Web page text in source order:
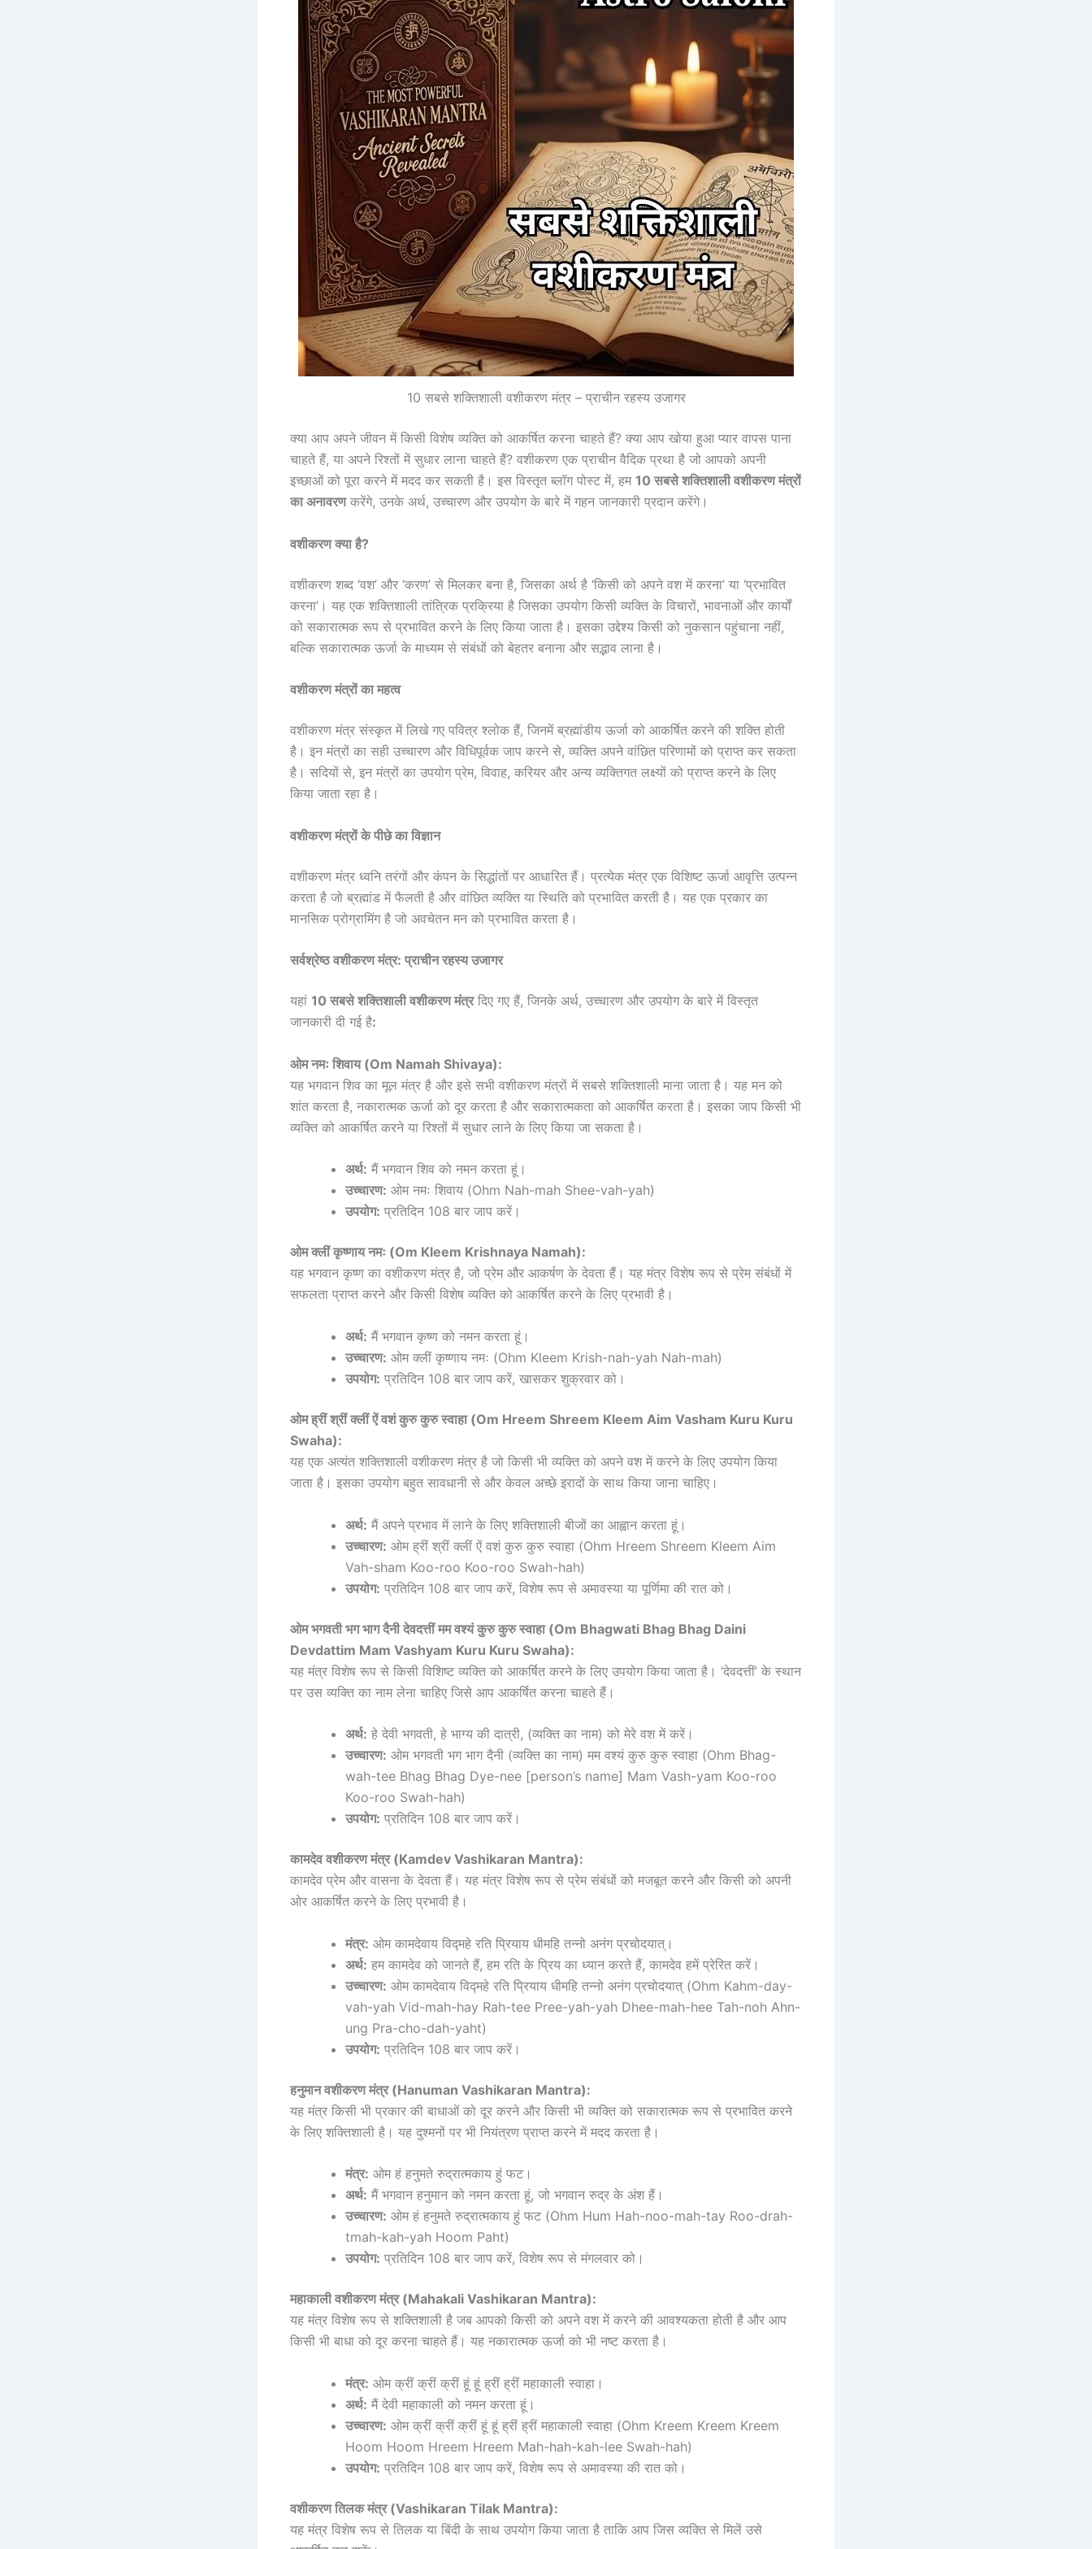
10 सबसे शक्तिशाली वशीकरण मंत्र – प्राचीन रहस्य उजागर
क्या आप अपने जीवन में किसी विशेष व्यक्ति को आकर्षित करना चाहते हैं? क्या आप खोया हुआ प्यार वापस पाना
चाहते हैं, या अपने रिश्तों में सुधार लाना चाहते हैं? वशीकरण एक प्राचीन वैदिक प्रथा है जो आपको अपनी
इच्छाओं को पूरा करने में मदद कर सकती है। इस विस्तृत ब्लॉग पोस्ट में, हम 10 सबसे शक्तिशाली वशीकरण मंत्रों
का अनावरणकरेंगे, उनके अर्थ, उच्चारण और उपयोग के बारे में गहन जानकारी प्रदान करेंगे।
वशीकरण क्या है?
वशीकरण शब्द ‘वश’ और ‘करण’ से मिलकर बना है, जिसका अर्थ है ‘किसी को अपने वश में करना’ या ‘प्रभावित
करना’। यह एक शक्तिशाली तांत्रिक प्रक्रिया है जिसका उपयोग किसी व्यक्ति के विचारों, भावनाओं और कार्यों
को सकारात्मक रूप से प्रभावित करने के लिए किया जाता है। इसका उद्देश्य किसी को नुकसान पहुंचाना नहीं,
बल्कि सकारात्मक ऊर्जा के माध्यम से संबंधों को बेहतर बनाना और सद्भाव लाना है।
वशीकरण मंत्रों का महत्व
वशीकरण मंत्र संस्कृत में लिखे गए पवित्र श्लोक हैं, जिनमें ब्रह्मांडीय ऊर्जा को आकर्षित करने की शक्ति होती
है। इन मंत्रों का सही उच्चारण और विधिपूर्वक जाप करने से, व्यक्ति अपने वांछित परिणामों को प्राप्त कर सकता
है। सदियों से, इन मंत्रों का उपयोग प्रेम, विवाह, करियर और अन्य व्यक्तिगत लक्ष्यों को प्राप्त करने के लिए
किया जाता रहा है।
वशीकरण मंत्रों के पीछे का विज्ञान
वशीकरण मंत्र ध्वनि तरंगों और कंपन के सिद्धांतों पर आधारित हैं। प्रत्येक मंत्र एक विशिष्ट ऊर्जा आवृत्ति उत्पन्न
करता है जो ब्रह्मांड में फैलती है और वांछित व्यक्ति या स्थिति को प्रभावित करती है। यह एक प्रकार का
मानसिक प्रोग्रामिंग है जो अवचेतन मन को प्रभावित करता है।
सर्वश्रेष्ठ वशीकरण मंत्र: प्राचीन रहस्य उजागर
यहां 10 सबसे शक्तिशाली वशीकरण मंत्रदिए गए हैं, जिनके अर्थ, उच्चारण और उपयोग के बारे में विस्तृत
जानकारी दी गई है:
ओम नमः शिवाय (Om Namah Shivaya):
यह भगवान शिव का मूल मंत्र है और इसे सभी वशीकरण मंत्रों में सबसे शक्तिशाली माना जाता है। यह मन को
शांत करता है, नकारात्मक ऊर्जा को दूर करता है और सकारात्मकता को आकर्षित करता है। इसका जाप किसी भी
व्यक्ति को आकर्षित करने या रिश्तों में सुधार लाने के लिए किया जा सकता है।
अर्थ: मैं भगवान शिव को नमन करता हूं।
उच्चारण: ओम नमः शिवाय (Ohm Nah-mah Shee-vah-yah)
उपयोग: प्रतिदिन 108 बार जाप करें।
ओम क्लीं कृष्णाय नमः (Om Kleem Krishnaya Namah):
यह भगवान कृष्ण का वशीकरण मंत्र है, जो प्रेम और आकर्षण के देवता हैं। यह मंत्र विशेष रूप से प्रेम संबंधों में
सफलता प्राप्त करने और किसी विशेष व्यक्ति को आकर्षित करने के लिए प्रभावी है।
अर्थ: मैं भगवान कृष्ण को नमन करता हूं।
उच्चारण: ओम क्लीं कृष्णाय नमः (Ohm Kleem Krish-nah-yah Nah-mah)
उपयोग: प्रतिदिन 108 बार जाप करें, खासकर शुक्रवार को।
ओम ह्रीं श्रीं क्लीं ऐं वशं कुरु कुरु स्वाहा (Om Hreem Shreem Kleem Aim Vasham Kuru Kuru
Swaha):
यह एक अत्यंत शक्तिशाली वशीकरण मंत्र है जो किसी भी व्यक्ति को अपने वश में करने के लिए उपयोग किया
जाता है। इसका उपयोग बहुत सावधानी से और केवल अच्छे इरादों के साथ किया जाना चाहिए।
अर्थ: मैं अपने प्रभाव में लाने के लिए शक्तिशाली बीजों का आह्वान करता हूं।
उच्चारण: ओम ह्रीं श्रीं क्लीं ऐं वशं कुरु कुरु स्वाहा (Ohm Hreem Shreem Kleem Aim
Vah-sham Koo-roo Koo-roo Swah-hah)
उपयोग: प्रतिदिन 108 बार जाप करें, विशेष रूप से अमावस्या या पूर्णिमा की रात को।
ओम भगवती भग भाग दैनी देवदत्तीं मम वश्यं कुरु कुरु स्वाहा (Om Bhagwati Bhag Bhag Daini
Devdattim Mam Vashyam Kuru Kuru Swaha):
यह मंत्र विशेष रूप से किसी विशिष्ट व्यक्ति को आकर्षित करने के लिए उपयोग किया जाता है। ‘देवदत्तीं’ के स्थान
पर उस व्यक्ति का नाम लेना चाहिए जिसे आप आकर्षित करना चाहते हैं।
अर्थ: हे देवी भगवती, हे भाग्य की दात्री, (व्यक्ति का नाम) को मेरे वश में करें।
उच्चारण: ओम भगवती भग भाग दैनी (व्यक्ति का नाम) मम वश्यं कुरु कुरु स्वाहा (Ohm Bhag-
wah-tee Bhag Bhag Dye-nee [person’s name] Mam Vash-yam Koo-roo
Koo-roo Swah-hah)
उपयोग: प्रतिदिन 108 बार जाप करें।
कामदेव वशीकरण मंत्र (Kamdev Vashikaran Mantra):
कामदेव प्रेम और वासना के देवता हैं। यह मंत्र विशेष रूप से प्रेम संबंधों को मजबूत करने और किसी को अपनी
ओर आकर्षित करने के लिए प्रभावी है।
मंत्र: ओम कामदेवाय विद्महे रति प्रियाय धीमहि तन्नो अनंग प्रचोदयात्।
अर्थ: हम कामदेव को जानते हैं, हम रति के प्रिय का ध्यान करते हैं, कामदेव हमें प्रेरित करें।
उच्चारण: ओम कामदेवाय विद्महे रति प्रियाय धीमहि तन्नो अनंग प्रचोदयात् (Ohm Kahm-day-
vah-yah Vid-mah-hay Rah-tee Pree-yah-yah Dhee-mah-hee Tah-noh Ahn-
ung Pra-cho-dah-yaht)
उपयोग: प्रतिदिन 108 बार जाप करें।
हनुमान वशीकरण मंत्र (Hanuman Vashikaran Mantra):
यह मंत्र किसी भी प्रकार की बाधाओं को दूर करने और किसी भी व्यक्ति को सकारात्मक रूप से प्रभावित करने
के लिए शक्तिशाली है। यह दुश्मनों पर भी नियंत्रण प्राप्त करने में मदद करता है।
मंत्र: ओम हं हनुमते रुद्रात्मकाय हुं फट।
अर्थ: मैं भगवान हनुमान को नमन करता हूं, जो भगवान रुद्र के अंश हैं।
उच्चारण: ओम हं हनुमते रुद्रात्मकाय हुं फट (Ohm Hum Hah-noo-mah-tay Roo-drah-
tmah-kah-yah Hoom Paht)
उपयोग: प्रतिदिन 108 बार जाप करें, विशेष रूप से मंगलवार को।
महाकाली वशीकरण मंत्र (Mahakali Vashikaran Mantra):
यह मंत्र विशेष रूप से शक्तिशाली है जब आपको किसी को अपने वश में करने की आवश्यकता होती है और आप
किसी भी बाधा को दूर करना चाहते हैं। यह नकारात्मक ऊर्जा को भी नष्ट करता है।
मंत्र: ओम क्रीं क्रीं क्रीं हूं हूं ह्रीं ह्रीं महाकाली स्वाहा।
अर्थ: मैं देवी महाकाली को नमन करता हूं।
उच्चारण: ओम क्रीं क्रीं क्रीं हूं हूं ह्रीं ह्रीं महाकाली स्वाहा (Ohm Kreem Kreem Kreem
Hoom Hoom Hreem Hreem Mah-hah-kah-lee Swah-hah)
उपयोग: प्रतिदिन 108 बार जाप करें, विशेष रूप से अमावस्या की रात को।
वशीकरण तिलक मंत्र (Vashikaran Tilak Mantra):
यह मंत्र विशेष रूप से तिलक या बिंदी के साथ उपयोग किया जाता है ताकि आप जिस व्यक्ति से मिलें उसे